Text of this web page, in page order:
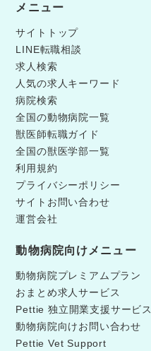
メニュー
サイトトップ
LINE転職相談
求人検索
人気の求人キーワード
病院検索
全国の動物病院一覧
獣医師転職ガイド
全国の獣医学部一覧
利用規約
プライバシーポリシー
サイトお問い合わせ
運営会社
動物病院向けメニュー
動物病院プレミアムプラン
おまとめ求人サービス
Pettie 独立開業支援サービス
動物病院向けお問い合わせ
Pettie Vet Support